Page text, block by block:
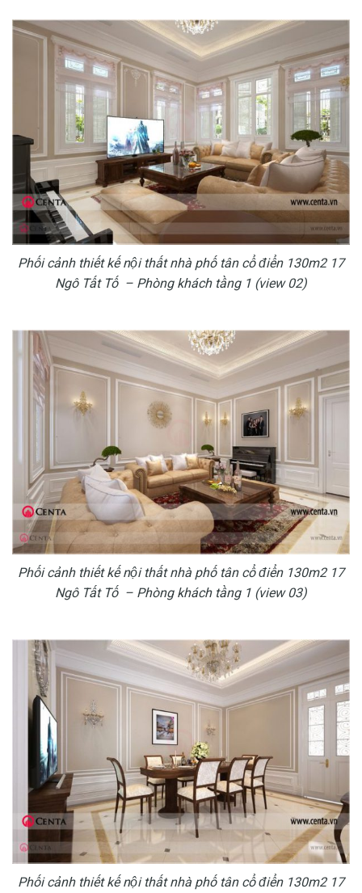
Phối cảnh thiết kế nội thất nhà phố tân cổ điển 130m2 17
Ngô Tất Tố – Phòng khách tầng 1 (view 02)
Phối cảnh thiết kế nội thất nhà phố tân cổ điển 130m2 17
Ngô Tất Tố – Phòng khách tầng 1 (view 03)
Phối cảnh thiết kế nội thất nhà phố tân cổ điển 130m2 17